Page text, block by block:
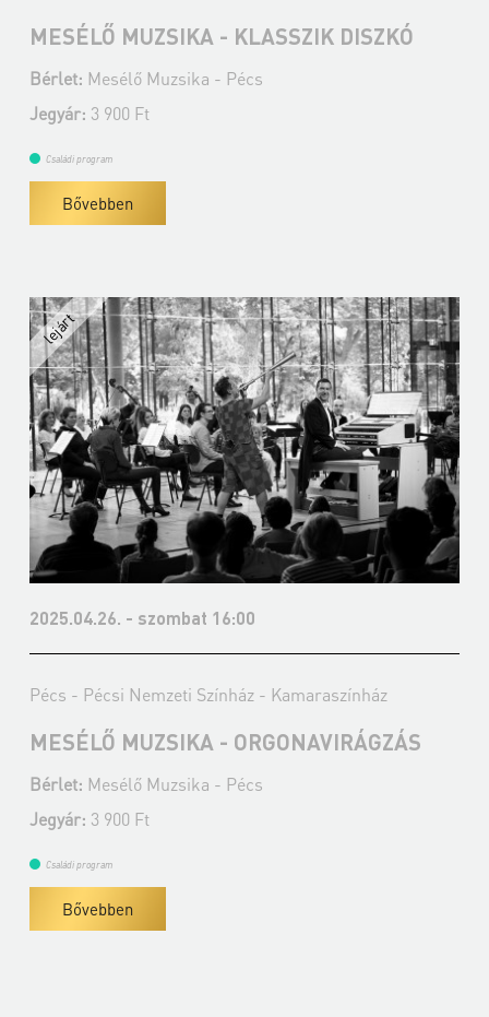
MESÉLŐ MUZSIKA - KLASSZIK DISZKÓ
Bérlet: Mesélő Muzsika - Pécs
Jegyár: 3 900 Ft
Családi program
Bővebben
2025.04.26. - szombat 16:00
Pécs - Pécsi Nemzeti Színház - Kamaraszínház
MESÉLŐ MUZSIKA - ORGONAVIRÁGZÁS
Bérlet: Mesélő Muzsika - Pécs
Jegyár: 3 900 Ft
Családi program
Bővebben